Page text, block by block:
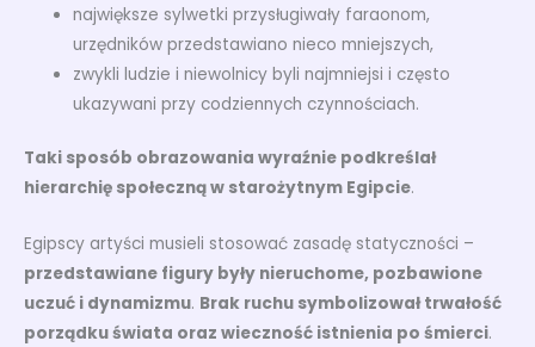
największe sylwetki przysługiwały faraonom,
urzędników przedstawiano nieco mniejszych,
zwykli ludzie i niewolnicy byli najmniejsi i często
ukazywani przy codziennych czynnościach.
Taki sposób obrazowania wyraźnie podkreślał
hierarchię społeczną w starożytnym Egipcie.
Egipscy artyści musieli stosować zasadę statyczności –
przedstawiane figury były nieruchome, pozbawione
uczuć i dynamizmu. Brak ruchu symbolizował trwałość
porządku świata oraz wieczność istnienia po śmierci.